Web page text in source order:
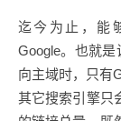
迄今为止，能
Google。也就
向主域时，只有
其它搜索引擎只